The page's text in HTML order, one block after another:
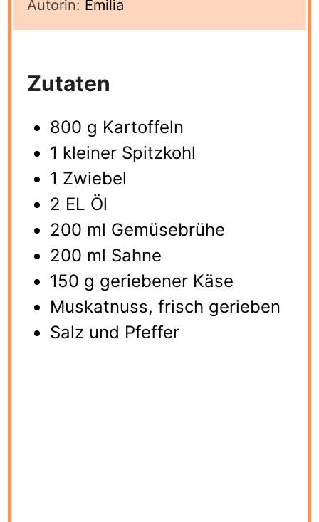
Autorin: Emilia
Zutaten
800 g Kartoffeln
1 kleiner Spitzkohl
1 Zwiebel
2 EL Öl
200 ml Gemüsebrühe
200 ml Sahne
150 g geriebener Käse
Muskatnuss, frisch gerieben
Salz und Pfeffer